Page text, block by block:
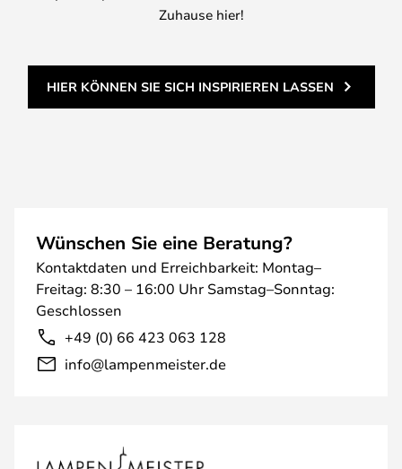
Zuhause hier!
HIER KÖNNEN SIE SICH INSPIRIEREN LASSEN
Wünschen Sie eine Beratung?
Kontaktdaten und Erreichbarkeit: Montag–
Freitag: 8:30 – 16:00 Uhr Samstag–Sonntag:
Geschlossen
+49 (0) 66 423 063 128
info@lampenmeister.de